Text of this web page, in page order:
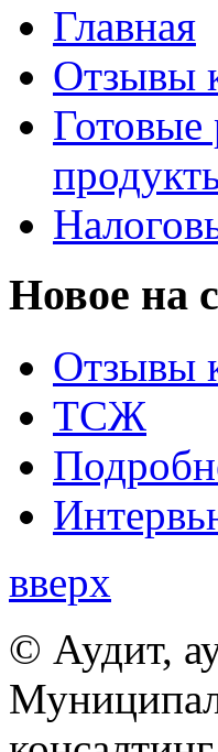
Главная
Отзывы
Новое на
Отзывы
ТСЖ
вверх
© Аудит,